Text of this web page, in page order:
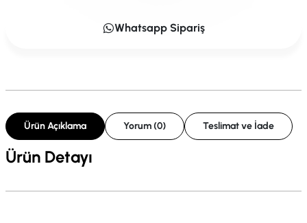
Whatsapp Sipariş
Ürün Açıklama Yorum (0) Teslimat ve İade
Ürün Detayı